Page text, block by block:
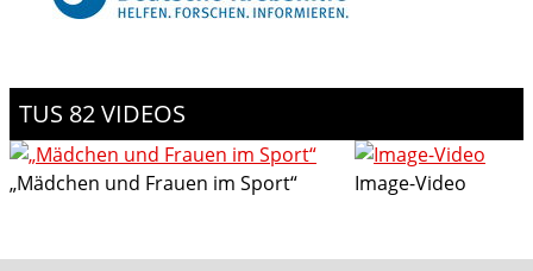
TUS 82 VIDEOS
„Mädchen und Frauen im Sport“ Image-Video